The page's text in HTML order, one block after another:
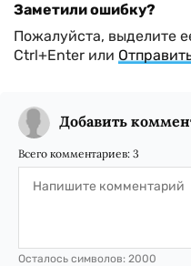
Заметили ошибку?
Пожалуйста, выделите
Ctrl+Enter или
Добавить
Всего комментариев: 3
Осталось символов: 2000